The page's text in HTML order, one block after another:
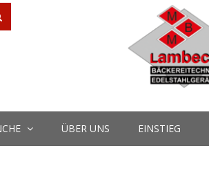
ÜBER UNS EINSTIEG